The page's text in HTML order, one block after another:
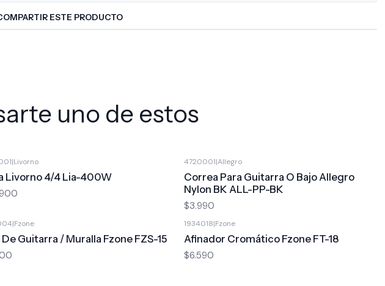
ESTE PRODUCTO
uno de estos
|Livorno
Livorno 4/4 Lia-400W
4720001|Allegro
Correa Para Guitarra O Bajo Allegro
Nylon BK ALL-PP-BK
$3.990
|Fzone
Guitarra / Muralla Fzone FZS-15
1934018|Fzone
Afinador Cromático Fzone FT-18
$6.590